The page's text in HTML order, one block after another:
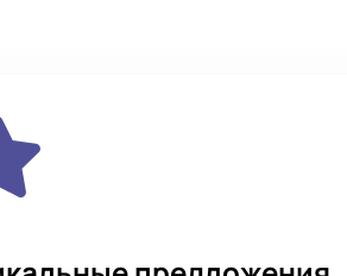
семью – люди одного огня.
из них свой огонь. И берегли его в
Сулейман Ахмадов; заслуженный